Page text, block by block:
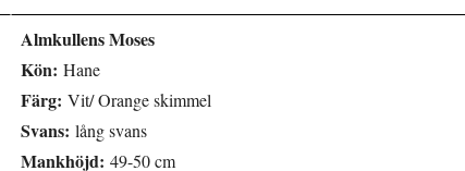
Almkullens Moses
Kön: Hane
Färg: Vit/ Orange skimmel
Svans: lång svans
Mankhöjd: 49-50 cm